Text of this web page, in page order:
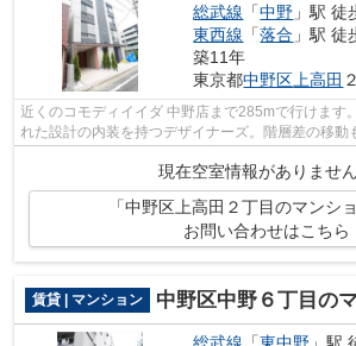
総武線 「中野 」駅 徒
東西線 「落合 」駅 徒
築11年
東京都中野区 上高田
近くのコモディイイダ 中野店まで285mで行けます
れた設計の内装を持つデザイナーズ。階層差の移動
現在空室情報がありません
「中野区上高田２丁目のマンシ
お問い合わせはこちら
賃貸 | マンション 中野区中野６丁目の